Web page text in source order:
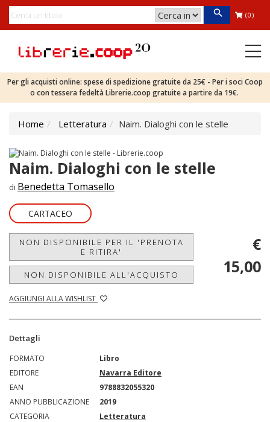
(0)
Per gli acquisti online: spese di spedizione gratuite da 25€ - Per i soci Coop
o con tessera fedeltà Librerie.coop gratuite a partire da 19€.
Home Letteratura Naim. Dialoghi con le stelle
Naim. Dialoghi con le stelle
di Benedetta Tomasello
CARTACEO
NON DISPONIBILE PER IL 'PRENOTA
E RITIRA'
NON DISPONIBILE ALL'ACQUISTO
AGGIUNGI ALLA WISHLIST
€
15,00
Dettagli
FORMATO
Libro
EDITORE
Navarra Editore
EAN
9788832055320
ANNO PUBBLICAZIONE
2019
CATEGORIA
Letteratura